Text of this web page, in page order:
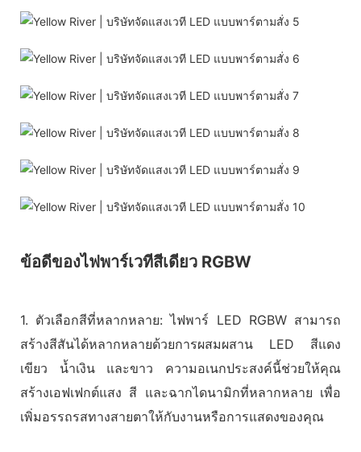
ข้อดีของไฟพาร์เวทีสีเดียว RGBW
1. ตัวเลือกสีที่หลากหลาย: ไฟพาร์ LED RGBW สามารถ
สร้างสีสันได้หลากหลายด้วยการผสมผสาน LED สีแดง
เขียว น้ำเงิน และขาว ความอเนกประสงค์นี้ช่วยให้คุณ
สร้างเอฟเฟกต์แสง สี และฉากไดนามิกที่หลากหลาย เพื่อ
เพิ่มอรรถรสทางสายตาให้กับงานหรือการแสดงของคุณ